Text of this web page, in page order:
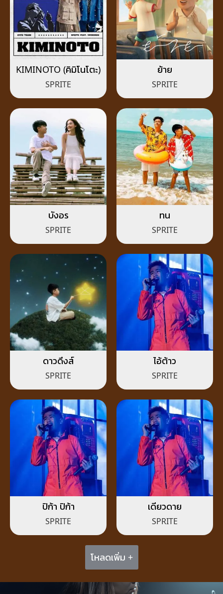
KIMINOTO (คิมิโนโตะ)
SPRITE
ย้าย
SPRITE
บังอร
SPRITE
ทน
SPRITE
ดาวดึงส์
SPRITE
ไอ้ต้าว
SPRITE
ปิก้า ปิก้า
SPRITE
เดียวดาย
SPRITE
โหลดเพิ่ม +